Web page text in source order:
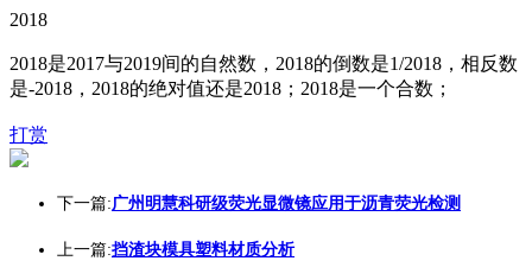
2018
2018是2017与2019间的自然数，2018的倒数是1/2018，相反数
是-2018，2018的绝对值还是2018；2018是一个合数；
打赏
下一篇:广州明慧科研级荧光显微镜应用于沥青荧光检测
上一篇:挡渣块模具塑料材质分析